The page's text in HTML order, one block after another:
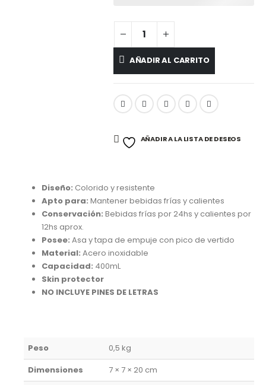
AÑADIR AL CARRITO
AÑADIR A LA LISTA DE DESEOS
Diseño: Colorido y resistente
Apto para: Mantener bebidas frías y calientes
Conservación: Bebidas frías por 24hs y calientes por
12hs aprox.
Posee: Asa y tapa de empuje con pico de vertido
Material: Acero inoxidable
Capacidad: 400mL
Skin protector
NO INCLUYE PINES DE LETRAS
Peso
0,5 kg
Dimensiones
7 × 7 × 20 cm